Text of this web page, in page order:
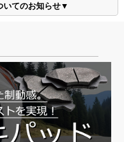
～ 8/16
いてのお知らせ▼
8月4日(木)15時までに